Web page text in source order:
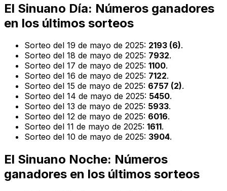
El Sinuano Día: Números ganadores
en los últimos sorteos
Sorteo del 19 de mayo de 2025: 2193 (6).
Sorteo del 18 de mayo de 2025: 7932.
Sorteo del 17 de mayo de 2025: 1100.
Sorteo del 16 de mayo de 2025: 7122.
Sorteo del 15 de mayo de 2025: 6757 (2).
Sorteo del 14 de mayo de 2025: 5450.
Sorteo del 13 de mayo de 2025: 5933.
Sorteo del 12 de mayo de 2025: 6016.
Sorteo del 11 de mayo de 2025: 1611.
Sorteo del 10 de mayo de 2025: 3904.
El Sinuano Noche: Números
ganadores en los últimos sorteos